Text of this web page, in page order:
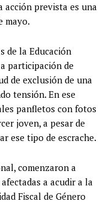
acción prevista es una
mayo.
de la Educación
participación de
de exclusión de una
tensión. En ese
panfletos con fotos
joven, a pesar de
ese tipo de escrache.
comenzaron a
a acudir a la
Fiscal de Género